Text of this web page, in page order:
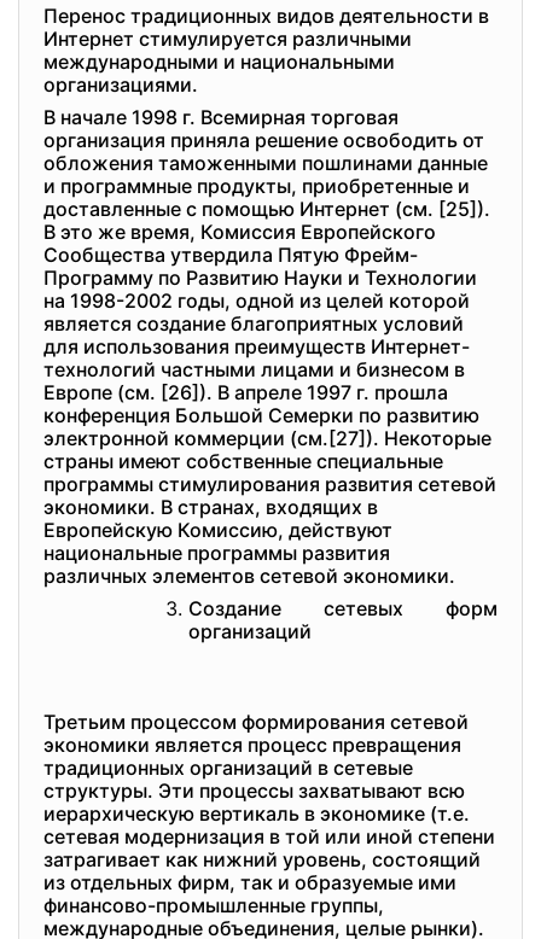
Перенос традиционных видов деятельности в
Интернет стимулируется различными
международными и национальными
организациями.
В начале 1998 г. Всемирная торговая
организация приняла решение освободить от
обложения таможенными пошлинами данные
и программные продукты, приобретенные и
доставленные с помощью Интернет (см. [25]).
В это же время, Комиссия Европейского
Сообщества утвердила Пятую Фрейм-
Программу по Развитию Науки и Технологии
на 1998-2002 годы, одной из целей которой
является создание благоприятных условий
для использования преимуществ Интернет-
технологий частными лицами и бизнесом в
Европе (см. [26]). В апреле 1997 г. прошла
конференция Большой Семерки по развитию
электронной коммерции (см.[27]). Некоторые
страны имеют собственные специальные
программы стимулирования развития сетевой
экономики. В странах, входящих в
Европейскую Комиссию, действуют
национальные программы развития
различных элементов сетевой экономики.
Создание сетевых форм
организаций
Третьим процессом формирования сетевой
экономики является процесс превращения
традиционных организаций в сетевые
структуры. Эти процессы захватывают всю
иерархическую вертикаль в экономике (т.е.
сетевая модернизация в той или иной степени
затрагивает как нижний уровень, состоящий
из отдельных фирм, так и образуемые ими
финансово-промышленные группы,
международные объединения, целые рынки).